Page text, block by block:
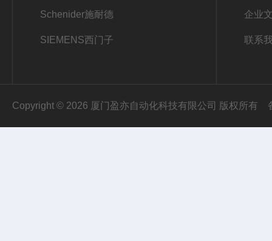
Schenider施耐德
SIEMENS西门子
企业
联系
Copyright © 2026 厦门盈亦自动化科技有限公司 版权所有